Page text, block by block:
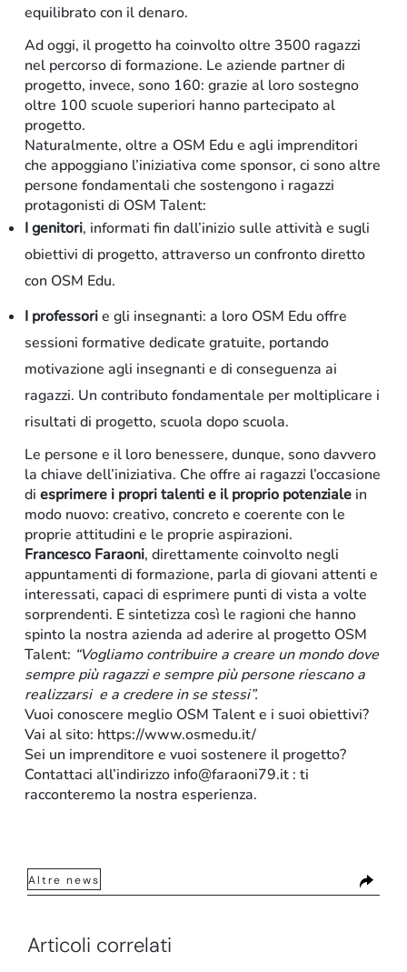
equilibrato con il denaro.
Ad oggi, il progetto ha coinvolto oltre 3500 ragazzi
nel percorso di formazione. Le aziende partner di
progetto, invece, sono 160: grazie al loro sostegno
oltre 100 scuole superiori hanno partecipato al
progetto.
Naturalmente, oltre a OSM Edu e agli imprenditori
che appoggiano l’iniziativa come sponsor, ci sono altre
persone fondamentali che sostengono i ragazzi
protagonisti di OSM Talent:
I genitori, informati fin dall’inizio sulle attività e sugli
obiettivi di progetto, attraverso un confronto diretto
con OSM Edu.
I professorie gli insegnanti: a loro OSM Edu offre
sessioni formative dedicate gratuite, portando
motivazione agli insegnanti e di conseguenza ai
ragazzi. Un contributo fondamentale per moltiplicare i
risultati di progetto, scuola dopo scuola.
Le persone e il loro benessere, dunque, sono davvero
la chiave dell’iniziativa. Che offre ai ragazzi l’occasione
di esprimere i propri talenti e il proprio potenzialein
modo nuovo: creativo, concreto e coerente con le
proprie attitudini e le proprie aspirazioni.
Francesco Faraoni, direttamente coinvolto negli
appuntamenti di formazione, parla di giovani attenti e
interessati, capaci di esprimere punti di vista a volte
sorprendenti. E sintetizza così le ragioni che hanno
spinto la nostra azienda ad aderire al progetto OSM
Talent: “Vogliamo contribuire a creare un mondo dove
sempre più ragazzi e sempre più persone riescano a
realizzarsi e a credere in se stessi”.
Vuoi conoscere meglio OSM Talent e i suoi obiettivi?
Vai al sito: https://www.osmedu.it/
Sei un imprenditore e vuoi sostenere il progetto?
Contattaci all’indirizzo info@faraoni79.it : ti
racconteremo la nostra esperienza.
Altre news
Articoli correlati